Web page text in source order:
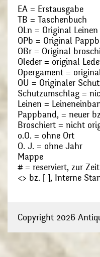
EA = Erstausgabe
TB = Taschenbuch
OLn = Original Leinen
OPb = Original
OBr = Original
Oleder = original
Opergament =
OU = Originaler
Schutzumschlag =
Leinen =
Pappband, = neuer
Broschiert = nicht
o.O. = ohne Ort
O. J. = ohne Jahr
Mappe
# = reserviert, zur
<> bz. [ ], Interne
Copyright 2026